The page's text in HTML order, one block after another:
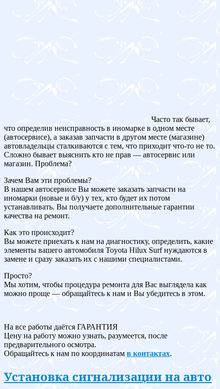
Часто так бывает,
что определив неисправность в иномарке в одном месте
(автосервисе), а заказав запчасти в другом месте (магазине)
автовладельцы сталкиваются с тем, что приходит что-то не то.
Сложно бывает выяснить кто не прав — автосервис или
магазин. Проблема?
Зачем Вам эти проблемы?
В нашем автосервисе Вы можете заказать запчасти на
иномарки (новые и б/у) у тех, кто будет их потом
устанавливать. Вы получаете дополнительные гарантии
качества на ремонт.
Как это происходит?
Вы можете приехать к нам на диагностику, определить, какие
элементы вашего автомобиля Toyota Hilux Surf нуждаются в
замене и сразу заказать их с нашими специалистами.
Просто?
Мы хотим, чтобы процедура ремонта для Вас выглядела как
можно проще — обращайтесь к нам и Вы убедитесь в этом.
На все работы даётся ГАРАНТИЯ
Цену на работу можно узнать, разумеется, после
предварительного осмотра.
Обращайтесь к нам по координатам в контактах.
Установка сигнализации на авто